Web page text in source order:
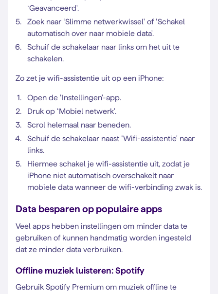
‘Geavanceerd'.
Zoek naar ‘Slimme netwerkwissel' of ‘Schakel
automatisch over naar mobiele data'.
Schuif de schakelaar naar links om het uit te
schakelen.
Zo zet je wifi-assistentie uit op een iPhone:
Open de ‘Instellingen'-app.
Druk op ‘Mobiel netwerk'.
Scrol helemaal naar beneden.
Schuif de schakelaar naast ‘Wifi-assistentie' naar
links.
Hiermee schakel je wifi-assistentie uit, zodat je
iPhone niet automatisch overschakelt naar
mobiele data wanneer de wifi-verbinding zwak is.
Data besparen op populaire apps
Veel apps hebben instellingen om minder data te
gebruiken of kunnen handmatig worden ingesteld
dat ze minder data verbruiken.
Offline muziek luisteren: Spotify
Gebruik Spotify Premium om muziek offline te